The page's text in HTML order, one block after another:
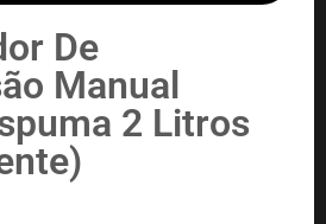
De
Manual
2 Litros